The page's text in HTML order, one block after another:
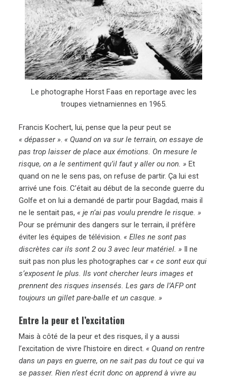
Le photographe Horst Faas en reportage avec les
troupes vietnamiennes en 1965.
Francis Kochert, lui, pense que la peur peut se
« dépasser ».« Quand on va sur le terrain, on essaye de
pas trop laisser de place aux émotions. On mesure le
risque, on a le sentiment qu’il faut y aller ou non. » Et
quand on ne le sens pas, on refuse de partir. Ça lui est
arrivé une fois. C’était au début de la seconde guerre du
Golfe et on lui a demandé de partir pour Bagdad, mais il
ne le sentait pas, « je n’ai pas voulu prendre le risque. »
Pour se prémunir des dangers sur le terrain, il préfère
éviter les équipes de télévision.« Elles ne sont pas
discrètes car ils sont 2 ou 3 avec leur matériel. »
Il ne
suit pas non plus les photographes car« ce sont eux qui
s’exposent le plus. Ils vont chercher leurs images et
prennent des risques insensés. Les gars de l’AFP ont
toujours un gillet pare-balle et un casque. »
Entre la peur et l’excitation
Mais à côté de la peur et des risques, il y a aussi
l’excitation de vivre l’histoire en direct.« Quand on rentre
dans un pays en guerre, on ne sait pas du tout ce qui va
se passer. Rien n’est écrit donc on apprend à vivre au